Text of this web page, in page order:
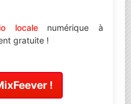
localenumérique à
gratuite !
!